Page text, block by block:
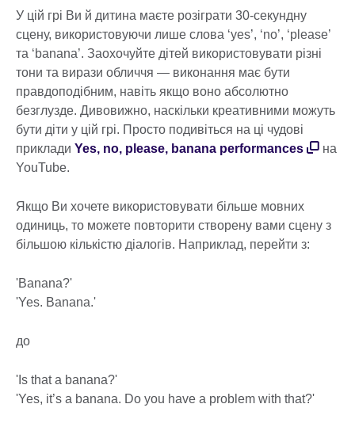
У цій грі Ви й дитина маєте розіграти 30-секундну
сцену, використовуючи лише слова ‘yes’, ‘no’, ‘please’
та ‘banana’. Заохочуйте дітей використовувати різні
тони та вирази обличчя — виконання має бути
правдоподібним, навіть якщо воно абсолютно
безглузде. Дивовижно, наскільки креативними можуть
бути діти у цій грі. Просто подивіться на ці чудові
приклади Yes, no, please, banana performances
на
YouTube.
Якщо Ви хочете використовувати більше мовних
одиниць, то можете повторити створену вами сцену з
більшою кількістю діалогів. Наприклад, перейти з:
'Banana?'
'Yes. Banana.'
до
'Is that a banana?'
'Yes, it’s a banana. Do you have a problem with that?'